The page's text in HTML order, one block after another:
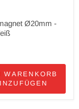
Ø20mm -
WARENKORB